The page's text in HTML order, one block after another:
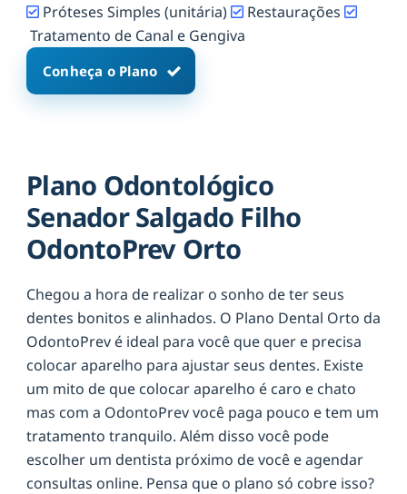
Próteses Simples (unitária)
Restaurações
Tratamento de Canal e Gengiva
Conheça o Plano
Plano Odontológico
Senador Salgado Filho
OdontoPrev Orto
Chegou a hora de realizar o sonho de ter seus
dentes bonitos e alinhados. O Plano Dental Orto da
OdontoPrev é ideal para você que quer e precisa
colocar aparelho para ajustar seus dentes. Existe
um mito de que colocar aparelho é caro e chato
mas com a OdontoPrev você paga pouco e tem um
tratamento tranquilo. Além disso você pode
escolher um dentista próximo de você e agendar
consultas online. Pensa que o plano só cobre isso?